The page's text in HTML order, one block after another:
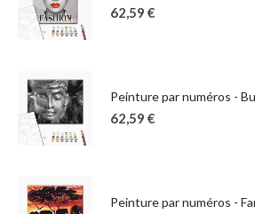
62,59 €
62,59 €
Peinture par numéros -